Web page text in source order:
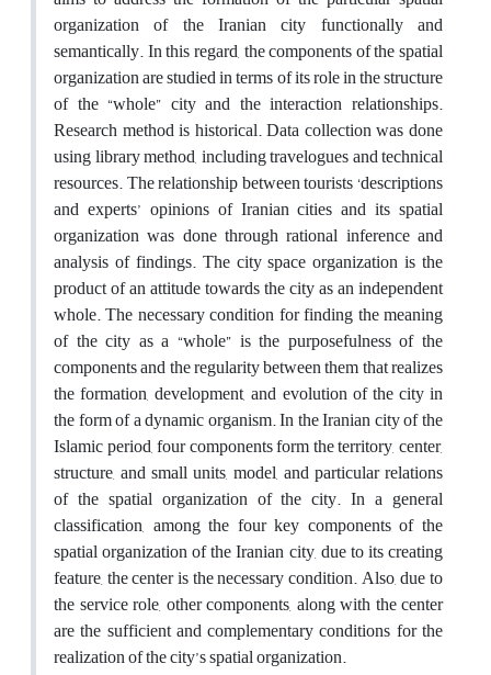
organization of the Iranian city functionally and
semantically. In this regard, the components of the spatial
organization are studied in terms of its role in the structure
of the “whole” city and the interaction relationships.
Research method is historical. Data collection was done
using library method, including travelogues and technical
resources. The relationship between tourists ‘descriptions
and experts’ opinions of Iranian cities and its spatial
organization was done through rational inference and
analysis of findings. The city space organization is the
product of an attitude towards the city as an independent
whole. The necessary condition for finding the meaning
of the city as a “whole” is the purposefulness of the
components and the regularity between them that realizes
the formation, development, and evolution of the city in
the form of a dynamic organism. In the Iranian city of the
Islamic period, four components form the territory, center,
structure, and small units, model, and particular relations
of the spatial organization of the city. In a general
classification, among the four key components of the
spatial organization of the Iranian city, due to its creating
feature, the center is the necessary condition. Also, due to
the service role, other components, along with the center
are the sufficient and complementary conditions for the
realization of the city’s spatial organization.